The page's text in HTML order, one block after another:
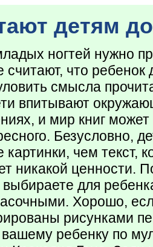
детям
ногтей нужно
считают, что ребенок
смысла
впитывают
и мир книг
Безусловно,
картинки, чем текст,
никакой ценности.
для
Хорошо,
рисунками
ребенку по